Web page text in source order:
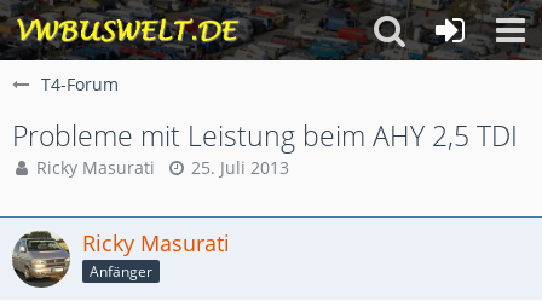
T4-Forum
Probleme mit Leistung beim AHY 2,5 TDI
Ricky Masurati 25. Juli 2013
Ricky Masurati
Anfänger